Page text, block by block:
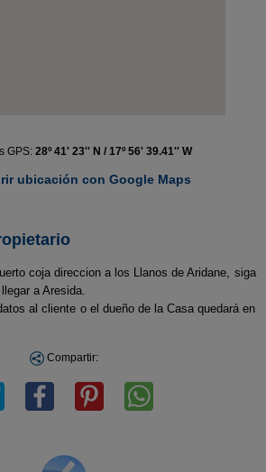
GPS: 28º 41' 23'' N / 17º 56' 39.41'' W
ubicación con Google Maps
coja direccion a los Llanos de Aridane, siga
a Aresida.
al cliente o el dueño de la Casa quedará en
Compartir: